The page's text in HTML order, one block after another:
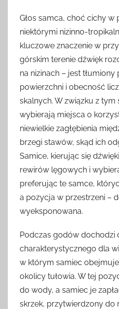
Głos samca, choć cichy w
niektórymi nizinno-
kluczowe znaczenie w
górskim terenie dźwięk
na nizinach – jest tłumiony
powierzchni i obecność
skalnych. W związku z tym
wybierają miejsca o
niewielkie zagłębienia
brzegi stawów, skąd ich
Samice, kierując się
rewirów lęgowych i
preferując te samce,
a pozycja w przestrzeni –
wyeksponowana.
Podczas godów dochodzi
charakterystycznego dla
w którym samiec
okolicy tułowia. W tej
do wody, a samiec je
skrzek, przytwierdzony do